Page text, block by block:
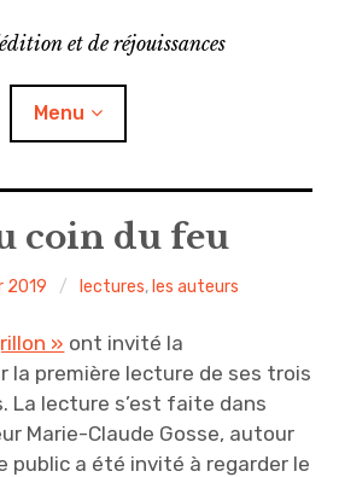
et de réjouissances
Menu
coin du feu
2019 lectures, les auteurs
» ont invité la
la première lecture de ses trois
La lecture s’est faite dans
Marie-Claude Gosse, autour
public a été invité à regarder le